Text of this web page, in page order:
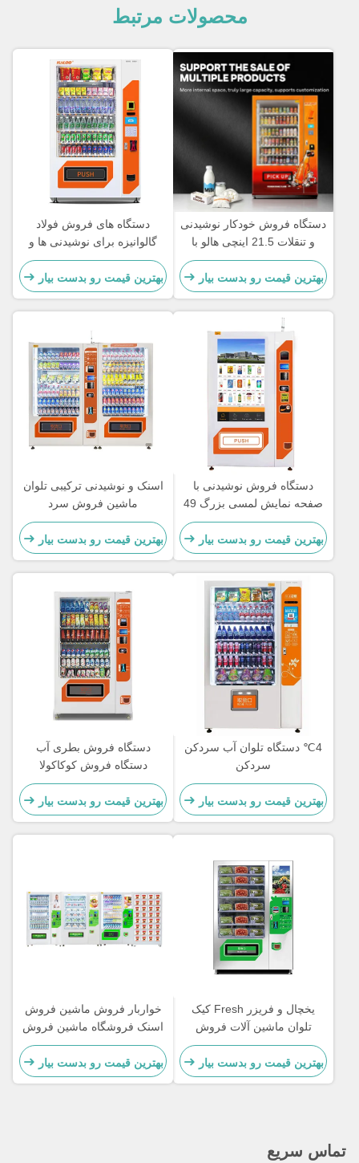
محصولات مرتبط
دستگاه فروش خودکار نوشیدنی
و تنقلات 21.5 اینچی هالو با
ظرفیت 360، درب شیشه ای
ضد بخار، محکم و بادوام
بهترین قیمت رو بدست بیار
دستگاه های فروش فولاد
گالوانیزه برای نوشیدنی ها و
میان وعده ها با دوام هستند
بهترین قیمت رو بدست بیار
دستگاه فروش نوشیدنی با
صفحه نمایش لمسی بزرگ 49
اینچی با دستگاه فروش تنقلات
خنک کننده
بهترین قیمت رو بدست بیار
اسنک و نوشیدنی ترکیبی تلوان
ماشین فروش سرد
بهترین قیمت رو بدست بیار
4℃ دستگاه تلوان آب سردکن
سردکن
بهترین قیمت رو بدست بیار
دستگاه فروش بطری آب
دستگاه فروش کوکاکولا
بهترین قیمت رو بدست بیار
یخچال و فریزر Fresh کیک
تلوان ماشین آلات فروش
نوشیدنی و اسنک OEM
بهترین قیمت رو بدست بیار
خواربار فروش ماشین فروش
اسنک فروشگاه ماشین فروش
با آسانسور
بهترین قیمت رو بدست بیار
تماس سریع